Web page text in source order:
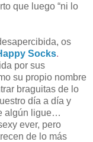
que luego “ni lo
os
Socks.
por sus
su propio nombre
braguitas de lo
día a día y
algún ligue…
ever, pero
de lo más